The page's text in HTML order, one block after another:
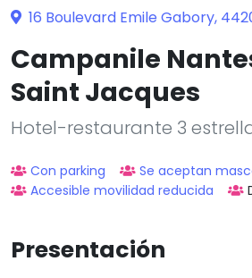
16 Boulevard Emile Gabory,
Campanile
Saint Jacques
Hotel-restaurante 3
Con parking Se aceptan
Accesible movilidad reducida
Presentación